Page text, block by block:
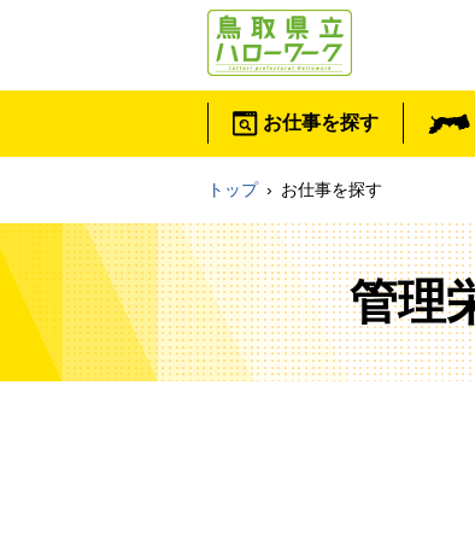
お仕事を探す
トップ › お仕事を探す
管理